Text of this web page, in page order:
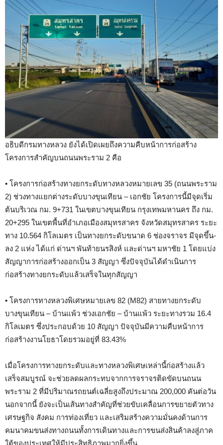
อธิบดีกรมทางหลวง ยังได้เปิดเผยถึงความคืบหน้าการก่อสร้าง
โครงการสำคัญบนถนนพระราม 2 คือ
• โครงการก่อสร้างทางยกระดับทางหลวงหมายเลข 35 (ถนนพระราม
2) ช่วงทางแยกต่างระดับบางขุนเทียน – เอกชัย โครงการนี้มีจุดเริ่ม
ต้นบริเวณ กม. 9+731 ในเขตบางขุนเทียน กรุงเทพมหานคร ถึง กม.
20+295 ในเขตพื้นที่อำเภอเมืองสมุทรสาคร จังหวัดสมุทรสาคร ระยะ
ทาง 10.564 กิโลเมตร เป็นทางยกระดับขนาด 6 ช่องจราจร มีจุดขึ้น-
ลง 2 แห่ง ได้แก่ ด่านฯ พันท้ายนรสิงห์ และด่านฯ มหาชัย 1 โดยแบ่ง
สัญญาการก่อสร้างออกเป็น 3 สัญญา ซึ่งปัจจุบันได้ดำเนินการ
ก่อสร้างทางยกระดับแล้วเสร็จในทุกสัญญา
• โครงการทางหลวงพิเศษหมายเลข 82 (M82) สายทางยกระดับ
บางขุนเทียน – บ้านแพ้ว ช่วงเอกชัย – บ้านแพ้ว ระยะทางรวม 16.4
กิโลเมตร ซึ่งประกอบด้วย 10 สัญญา ปัจจุบันมีความคืบหน้าการ
ก่อสร้างงานโยธาโดยรวมอยู่ที่ 83.43%
เมื่อโครงการทางยกระดับและทางหลวงพิเศษเหล่านี้ก่อสร้างแล้ว
เสร็จสมบูรณ์ จะช่วยลดผลกระทบจากการจราจรติดขัดบนถนน
พระราม 2 ที่มีปริมาณรถยนต์เฉลี่ยสูงถึงประมาณ 200,000 คันต่อวัน
นอกจากนี้ ยังจะเป็นเส้นทางสำคัญที่ช่วยขับเคลื่อนการขยายตัวทาง
เศรษฐกิจ สังคม การท่องเที่ยว และเสริมสร้างความมั่นคงด้านการ
คมนาคมขนส่งทางถนนทั้งการเดินทางและการขนส่งสินค้าลงสู่ภาค